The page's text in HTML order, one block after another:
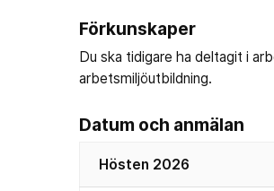
Förkunskaper
Du ska tidigare ha deltagit i
arbetsmiljöutbildning.
Datum och anmälan
Hösten 2026